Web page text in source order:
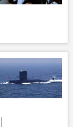
Histórico acuerdo entre el Gobierno de Colombia y las FARC